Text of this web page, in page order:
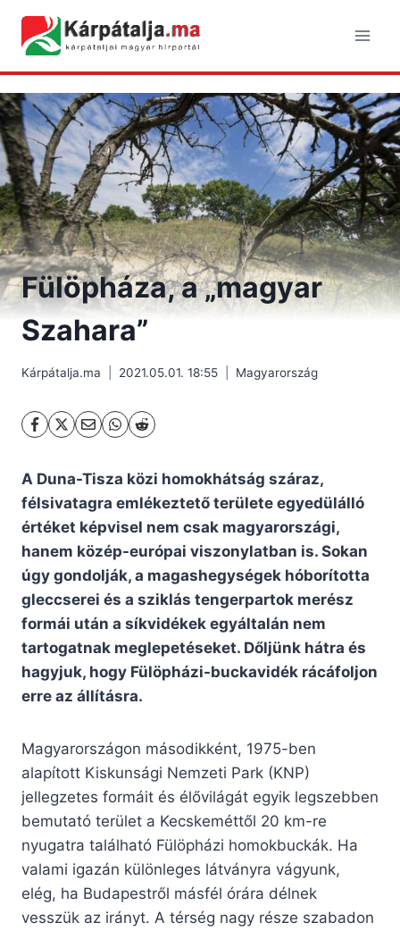
content
Fülöpháza, a „magyar
Szahara”
Kárpátalja.ma 2021.05.01. 18:55 Magyarország
A Duna-Tisza közi homokhátság száraz,
félsivatagra emlékeztető területe egyedülálló
értéket képvisel nem csak magyarországi,
hanem közép-európai viszonylatban is. Sokan
úgy gondolják, a magashegységek hóborította
gleccserei és a sziklás tengerpartok merész
formái után a síkvidékek egyáltalán nem
tartogatnak meglepetéseket. Dőljünk hátra és
hagyjuk, hogy Fülöpházi-buckavidék rácáfoljon
erre az állításra.
Magyarországon másodikként, 1975-ben
alapított Kiskunsági Nemzeti Park (KNP)
jellegzetes formáit és élővilágát egyik legszebben
bemutató terület a Kecskeméttől 20 km-re
nyugatra található Fülöpházi homokbuckák. Ha
valami igazán különleges látványra vágyunk,
elég, ha Budapestről másfél órára délnek
vesszük az irányt. A térség nagy része szabadon